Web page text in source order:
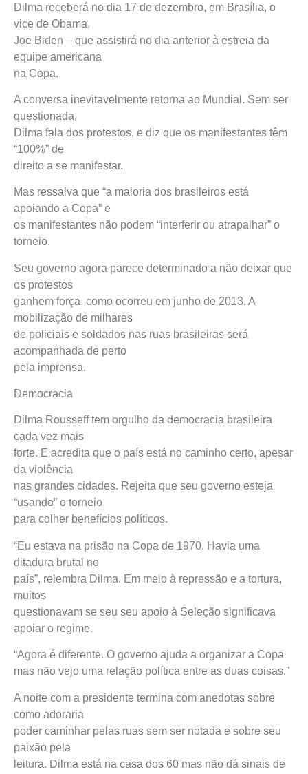
Dilma receberá no dia 17 de dezembro, em Brasília, o
vice de Obama,
Joe Biden – que assistirá no dia anterior à estreia da
equipe americana
na Copa.
A conversa inevitavelmente retorna ao Mundial. Sem ser
questionada,
Dilma fala dos protestos, e diz que os manifestantes têm
“100%” de
direito a se manifestar.
Mas ressalva que “a maioria dos brasileiros está
apoiando a Copa” e
os manifestantes não podem “interferir ou atrapalhar” o
torneio.
Seu governo agora parece determinado a não deixar que
os protestos
ganhem força, como ocorreu em junho de 2013. A
mobilização de milhares
de policiais e soldados nas ruas brasileiras será
acompanhada de perto
pela imprensa.
Democracia
Dilma Rousseff tem orgulho da democracia brasileira
cada vez mais
forte. E acredita que o país está no caminho certo, apesar
da violência
nas grandes cidades. Rejeita que seu governo esteja
“usando” o torneio
para colher benefícios políticos.
“Eu estava na prisão na Copa de 1970. Havia uma
ditadura brutal no
país”, relembra Dilma. Em meio à repressão e a tortura,
muitos
questionavam se seu seu apoio à Seleção significava
apoiar o regime.
“Agora é diferente. O governo ajuda a organizar a Copa
mas não vejo uma relação política entre as duas coisas.”
A noite com a presidente termina com anedotas sobre
como adoraria
poder caminhar pelas ruas sem ser notada e sobre seu
paixão pela
leitura. Dilma está na casa dos 60 mas não dá sinais de